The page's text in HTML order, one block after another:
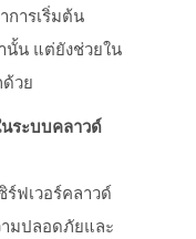
การเริ่มต้น
นั้น แต่ยังช่วยใน
วย
นระบบคลาวด์
ร์ฟเวอร์คลาวด์
ามปลอดภัยและ